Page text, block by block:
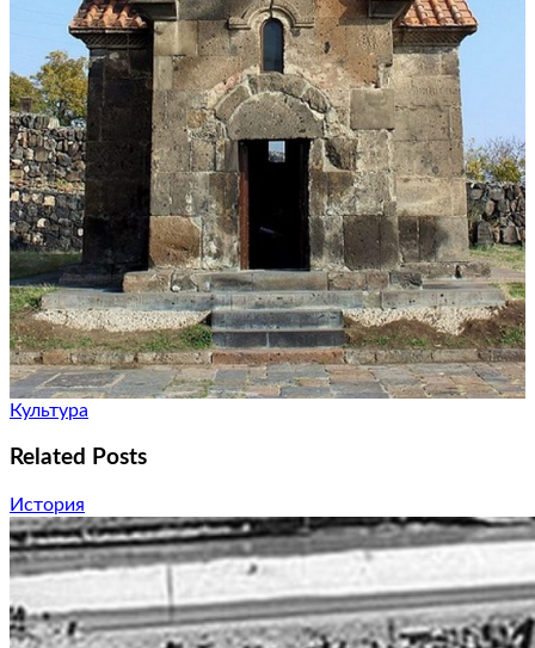
Культура
Related Posts
История